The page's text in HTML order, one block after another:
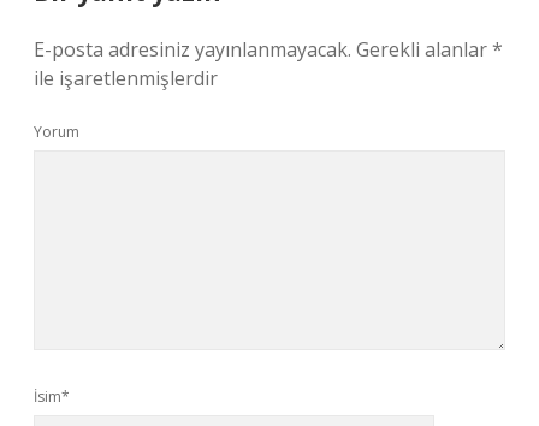
E-posta adresiniz yayınlanmayacak. Gerekli alanlar*
ile işaretlenmişlerdir
Yorum
İsim*